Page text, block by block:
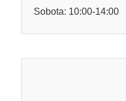
Sobota: 10:00-14:00